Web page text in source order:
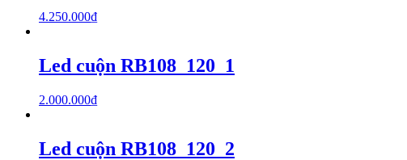
4.250.000₫
Led cuộn RB108_120_1
2.000.000₫
Led cuộn RB108_120_2